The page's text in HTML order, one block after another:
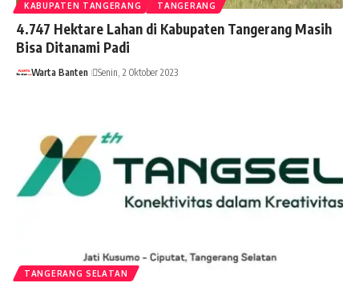
KABUPATEN TANGERANG TANGERANG
4.747 Hektare Lahan di Kabupaten Tangerang Masih
Bisa Ditanami Padi
Warta Banten Senin, 2 Oktober 2023
TANGERANG SELATAN